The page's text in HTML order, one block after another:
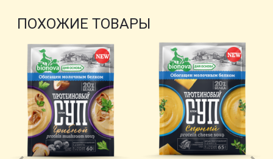
ПОХОЖИЕ ТОВАРЫ